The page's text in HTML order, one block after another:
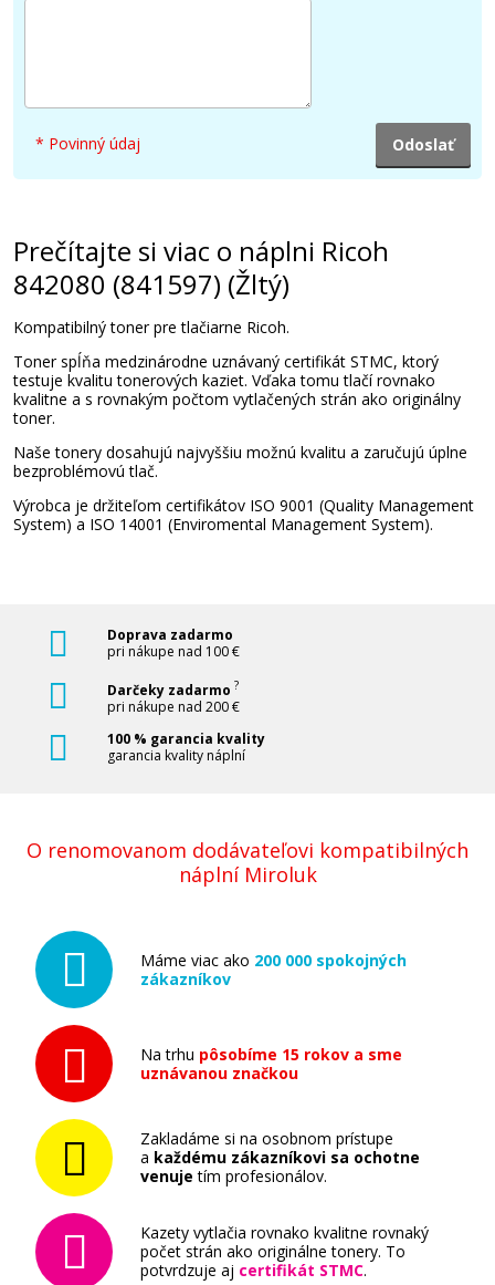
Ricoh 842079 (841618) (čierny)
Originálny toner
Pridať do košíka
Ricoh 842080 (841597) (Žltý)
Originálny toner
47,90 €
Ricoh 842082 (841595) (Azúrový)
Originálny toner
49,90 €
* Povinný údaj
Prečítajte si viac o náplni Ricoh
842080 (841597) (Žltý)
Kompatibilný toner pre tlačiarne Ricoh.
Toner spĺňa medzinárodne uznávaný certifikát STMC, ktorý
testuje kvalitu tonerových kaziet. Vďaka tomu tlačí rovnako
kvalitne a s rovnakým počtom vytlačených strán ako originálny
toner.
Naše tonery dosahujú najvyššiu možnú kvalitu a zaručujú úplne
bezproblémovú tlač.
Výrobca je držiteľom certifikátov ISO 9001 (Quality Management
System) a ISO 14001 (Enviromental Management System).
Doprava zadarmo
pri nákupe nad 100 €
Darčeky zadarmo ?
pri nákupe nad 200 €
100 % garancia kvality
garancia kvality náplní
O renomovanom dodávateľovi kompatibilných
náplní Miroluk
Máme viac ako 200 000 spokojných
zákazníkov
Na trhu pôsobíme 15 rokov a sme
uznávanou značkou
Zakladáme si na osobnom prístupe
a každému zákazníkovi sa ochotne
venuje tím profesionálov.
Kazety vytlačia rovnako kvalitne rovnaký
počet strán ako originálne tonery. To
potvrdzuje aj certifikát STMC.